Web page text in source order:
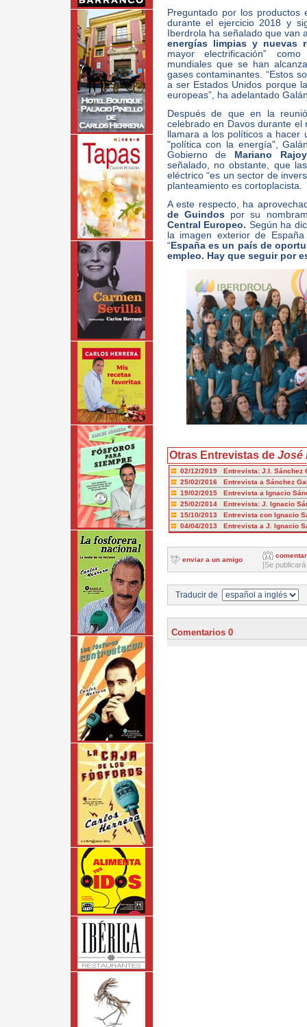
Preguntado por los
durante el ejercicio 2018 y
Iberdrola ha señalado que van
energías limpias y nuevas
mayor electrificación”
mundiales que se han
gases contaminantes. “Estos
a ser Estados Unidos porque
europeas”, ha adelantado
Después de que en la
celebrado en Davos durante
llamara a los políticos a
"política con la energía",
Gobierno de
Mariano
señalado, no obstante, que
eléctrico “es un sector de
planteamiento es cortoplacista.
A este respecto, ha
de Guindospor su
Central Europeo. Según ha
la imagen exterior de
“España es un país de
empleo. Hay que seguir por
Otras Entrevistas de José
02/12/2019 Entrevista: J.I. Sánchez
25/02/2016 Entrevista a Sánchez
19/02/2015 Entrevista a Ignacio
25/02/2014 Entrevista: J. Ignacio
15/10/2013 Entrevista con Ignacio
04/04/2013 Entrevista a J. Ignacio
enviar a un amigo
comentar
[Se
Traducir de
Comentarios 0